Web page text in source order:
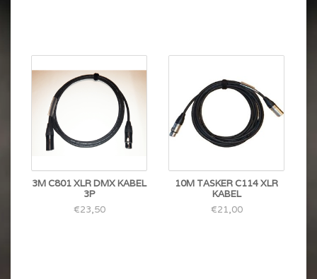
3M C801 XLR DMX KABEL
3P
€23,50
10M TASKER C114 XLR
KABEL
€21,00